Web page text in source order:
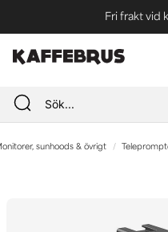
Fri frakt vid
sunhoods & övrigt